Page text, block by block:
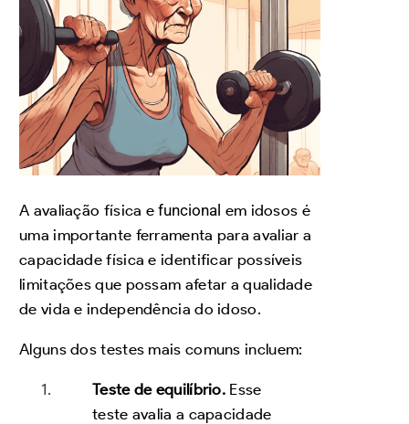
A avaliação física efuncional em idosos é
uma importante ferramenta para avaliar a
capacidade física e identificar possíveis
limitações que possam afetar a qualidade
de vida e independência do idoso.
Alguns dos testes mais comuns incluem:
Teste de equilíbrio. Esse
teste avalia a capacidade